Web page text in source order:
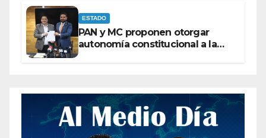
ESTADO
PAN y MC proponen otorgar
autonomía constitucional a la